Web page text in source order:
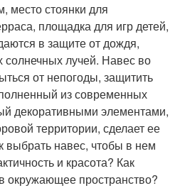
место стоянки для
площадка для игр детей,
в защите от дождя,
солнечных лучей. Навес во
от непогоды, защитить
из современных
декоративными элементами,
территории, сделает ее
выбрать навес, чтобы в нем
и красота? Как
окружающее пространство?